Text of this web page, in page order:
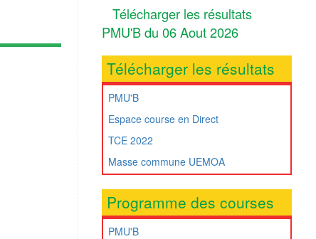
Télécharger les résultats
PMU'B du 06 Aout 2026
Télécharger les résultats
PMU'B
Espace course en Direct
TCE 2022
Masse commune UEMOA
Programme des courses
PMU'B